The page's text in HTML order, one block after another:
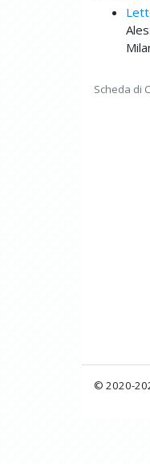
Scheda di
© 2020-